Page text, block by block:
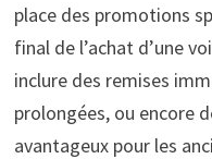
place des promotions
final de l’achat d’une
inclure des remises
prolongées, ou encore
avantageux pour les